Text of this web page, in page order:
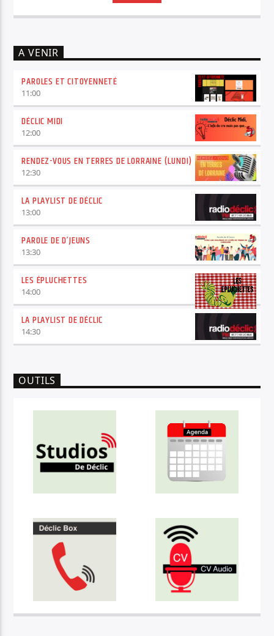
A VENIR
PAROLES ET CITOYENNETÉ
11:00
DÉCLIC MIDI
12:00
RENDEZ-VOUS EN TERRES DE LORRAINE (LUNDI)
12:30
LA PLAYLIST DE DÉCLIC
13:00
PAROLE DE D’JEUNS
13:30
LES ÉPLUCHETTES
14:00
LA PLAYLIST DE DÉCLIC
14:30
OUTILS